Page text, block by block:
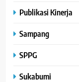
Publikasi Kinerja
Sampang
SPPG
Sukabumi